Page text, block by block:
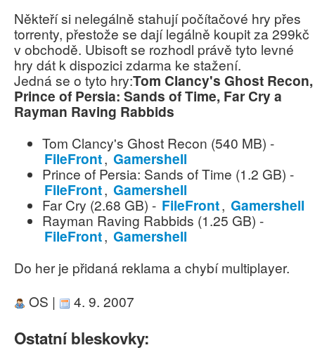
Někteří si nelegálně stahují počítačové hry přes
torrenty, přestože se dají legálně koupit za 299kč
v obchodě. Ubisoft se rozhodl právě tyto levné
hry dát k dispozici zdarma ke stažení.
Jedná se o tyto hry:Tom Clancy's Ghost Recon,
Prince of Persia: Sands of Time, Far Cry a
Rayman Raving Rabbids
Tom Clancy's Ghost Recon (540 MB) -
FileFront, Gamershell
Prince of Persia: Sands of Time (1.2 GB) -
FileFront, Gamershell
Far Cry (2.68 GB) - FileFront, Gamershell
Rayman Raving Rabbids (1.25 GB) -
FileFront, Gamershell
Do her je přidaná reklama a chybí multiplayer.
OS |
4. 9. 2007
Ostatní bleskovky: